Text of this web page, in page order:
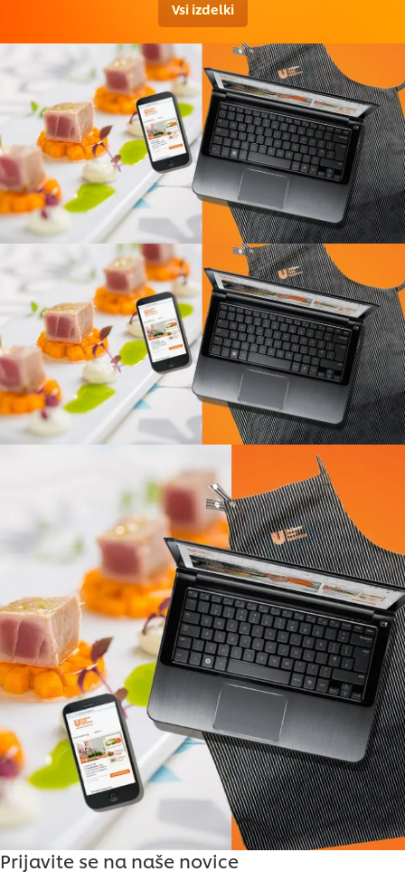
Vsi izdelki
Prijavite se na naše novice